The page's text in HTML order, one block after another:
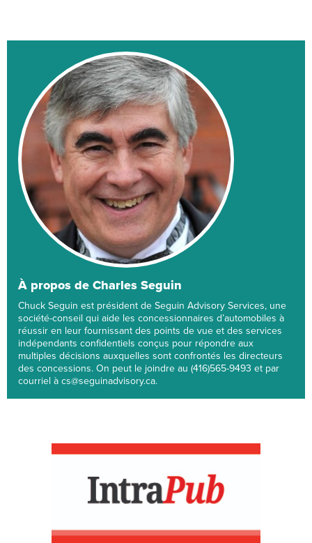
À propos de Charles Seguin
Chuck Seguin est président de Seguin Advisory Services, une
société-conseil qui aide les concessionnaires d’automobiles à
réussir en leur fournissant des points de vue et des services
indépendants confidentiels conçus pour répondre aux
multiples décisions auxquelles sont confrontés les directeurs
des concessions. On peut le joindre au (416)565-9493 et par
courriel à cs@seguinadvisory.ca.